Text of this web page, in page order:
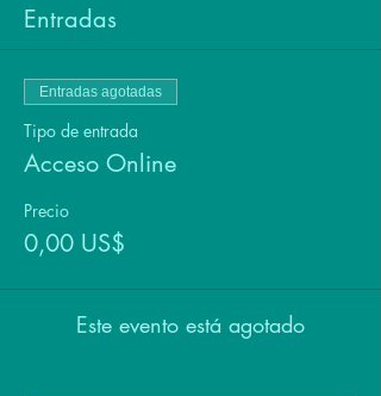
Entradas
Entradas agotadas
Tipo de entrada
Acceso Online
Precio
0,00 US$
Este evento está agotado